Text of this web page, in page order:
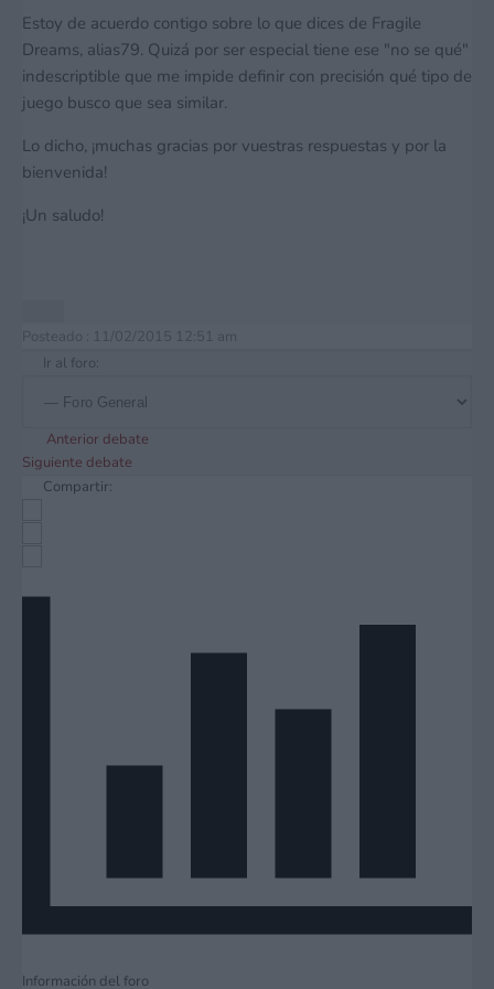
Estoy de acuerdo contigo sobre lo que dices de Fragile
Dreams, alias79. Quizá por ser especial tiene ese "no se qué"
indescriptible que me impide definir con precisión qué tipo de
juego busco que sea similar.
Lo dicho, ¡muchas gracias por vuestras respuestas y por la
bienvenida!
¡Un saludo!
Posteado : 11/02/2015 12:51 am
Ir al foro:
Anterior debate
Siguiente debate
Compartir:
Información del foro